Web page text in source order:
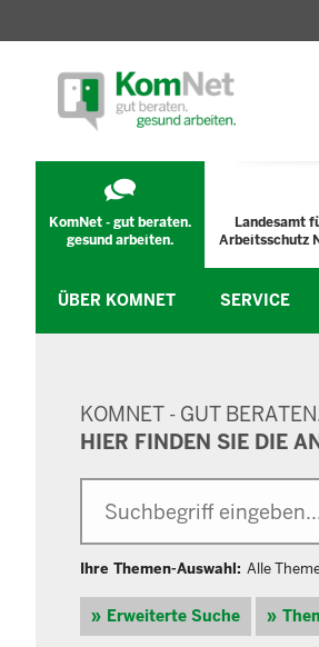
KomNet - gut beraten.
gesund arbeiten.
Landesamt
Arbeitsschutz
ÜBER KOMNET SERVICE
KOMNET - GUT
HIER FINDEN SIE DIE
Ihre Themen-Auswahl: Alle
Erweiterte Suche